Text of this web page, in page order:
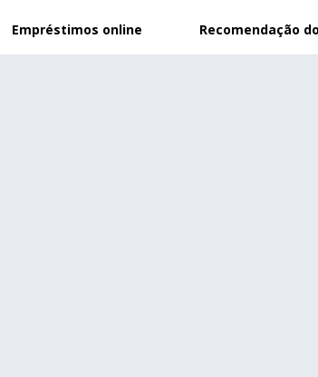
Empréstimos online Recomendação